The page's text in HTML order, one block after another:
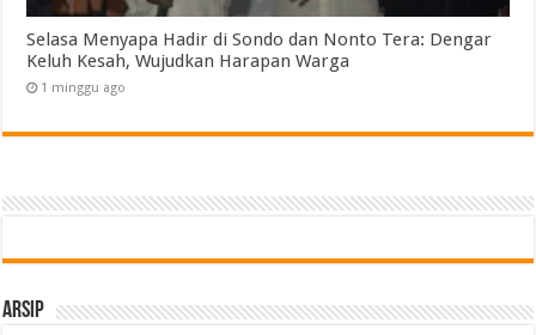
Selasa Menyapa Hadir di Sondo dan Nonto Tera: Dengar
Keluh Kesah, Wujudkan Harapan Warga
1 minggu ago
Arsip